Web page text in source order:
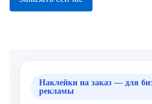
Наклейки на заказ — для
рекламы